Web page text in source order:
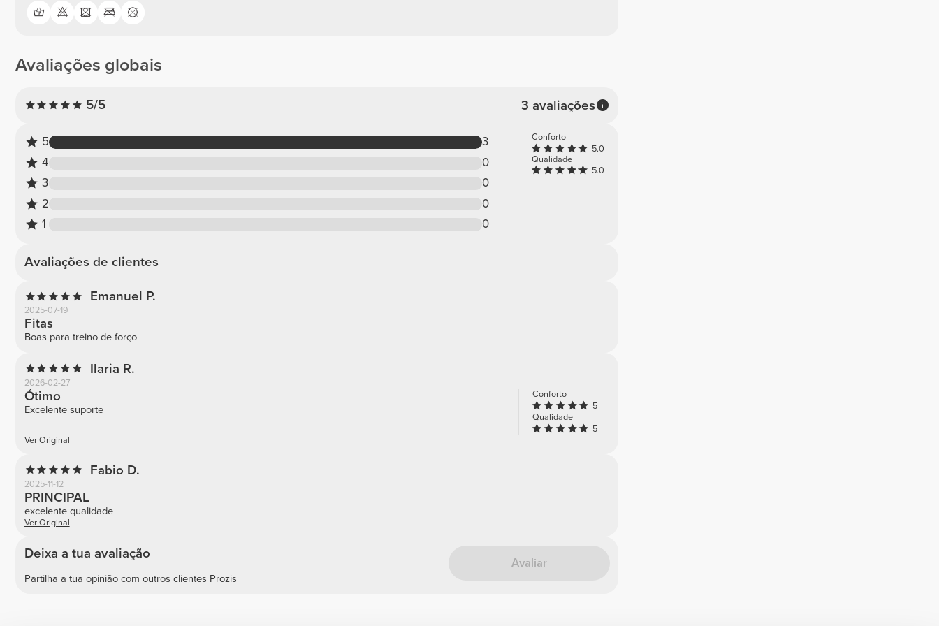
Avaliações globais
5/5 3 avaliações
5
3
4
0
3
0
2
0
1
0
Conforto
5.0
Qualidade
5.0
Avaliações de clientes
Emanuel P.
2025-07-19
Fitas
Boas para treino de forço
Ilaria R.
2026-02-27
Conforto
5
Qualidade
5
Ótimo
Excelente suporte
Ver Original
Fabio D.
2025-11-12
PRINCIPAL
excelente qualidade
Ver Original
Deixa a tua avaliação
Partilha a tua opinião com outros clientes Prozis
Avaliar